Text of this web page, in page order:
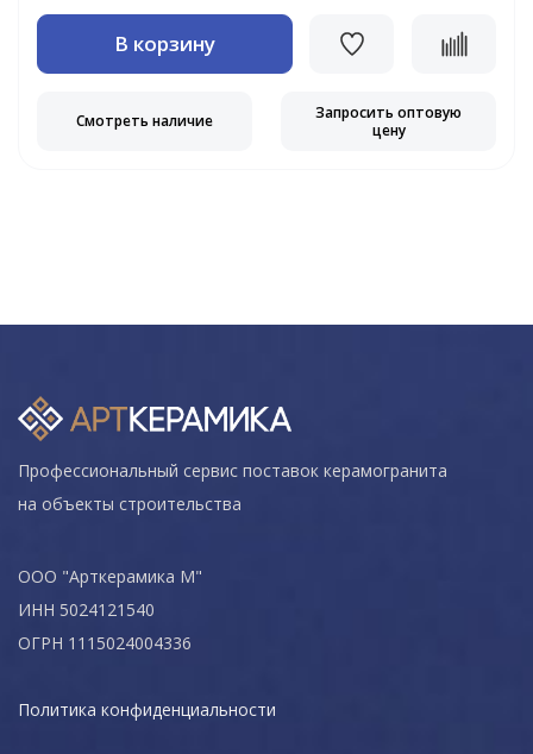
В корзину
Смотреть наличие
Запросить оптовую
цену
Профессиональный сервис поставок керамогранита
на объекты строительства
ООО "Арткерамика М"
ИНН 5024121540
ОГРН 1115024004336
Политика конфиденциальности